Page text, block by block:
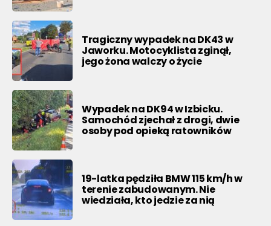
Tragiczny wypadek na DK43 w
Jaworku. Motocyklista zginął,
jego żona walczy o życie
Wypadek na DK94 w Izbicku.
Samochód zjechał z drogi, dwie
osoby pod opieką ratowników
19-latka pędziła BMW 115 km/h w
terenie zabudowanym. Nie
wiedziała, kto jedzie za nią